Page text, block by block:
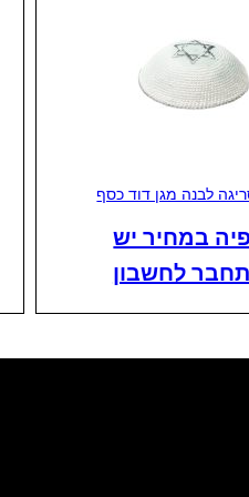
לבנה מגן דוד כסף
במחיר יש
לחשבון